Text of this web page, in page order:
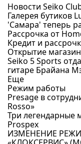
Новости Seiko
Галерея бутиков
'Самара' теперь
Рассрочка от
Кредит и
Открытие
Seiko 5 Sports
гитаре Брайана
Еще
Режим работы
Presage в
Rosso»
Три легендарные
Prospex
ИЗМЕНЕНИЕ